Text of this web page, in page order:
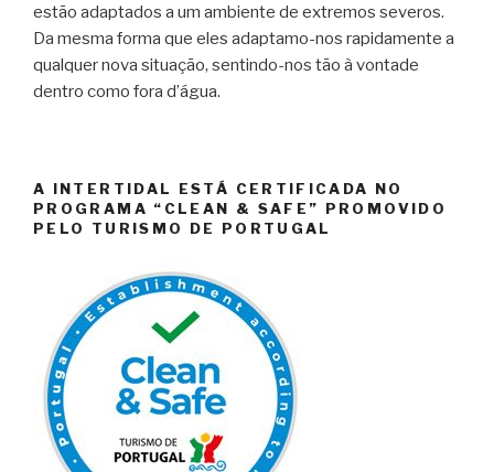
estão adaptados a um ambiente de extremos severos.
Da mesma forma que eles adaptamo-nos rapidamente a
qualquer nova situação, sentindo-nos tão à vontade
dentro como fora d’água.
A INTERTIDAL ESTÁ CERTIFICADA NO
PROGRAMA “CLEAN & SAFE” PROMOVIDO
PELO TURISMO DE PORTUGAL